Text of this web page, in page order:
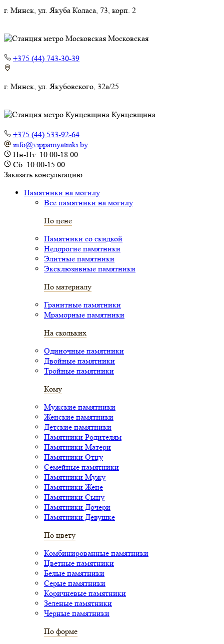
г. Минск, ул. Якуба Коласа, 73, корп. 2
Московская
+375 (44) 743-30-39
г. Минск, ул. Якубовского, 32а/25
Кунцевщина
+375 (44) 533-92-64
info@vippamyatniki.by
Пн-Пт: 10:00-18:00
Сб: 10:00-15:00
Заказать консультацию
Памятники на могилу
Все памятники на могилу
По цене
Памятники со скидкой
Недорогие памятники
Элитные памятники
Эксклюзивные памятники
По материалу
Гранитные памятники
Мраморные памятники
На скольких
Одиночные памятники
Двойные памятники
Тройные памятники
Кому
Мужские памятники
Женские памятники
Детские памятники
Памятники Родителям
Памятники Матери
Памятники Отцу
Семейные памятники
Памятники Мужу
Памятники Жене
Памятники Сыну
Памятники Дочери
Памятники Девушке
По цвету
Комбинированные памятники
Цветные памятники
Белые памятники
Серые памятники
Коричневые памятники
Зеленые памятники
Черные памятники
По форме